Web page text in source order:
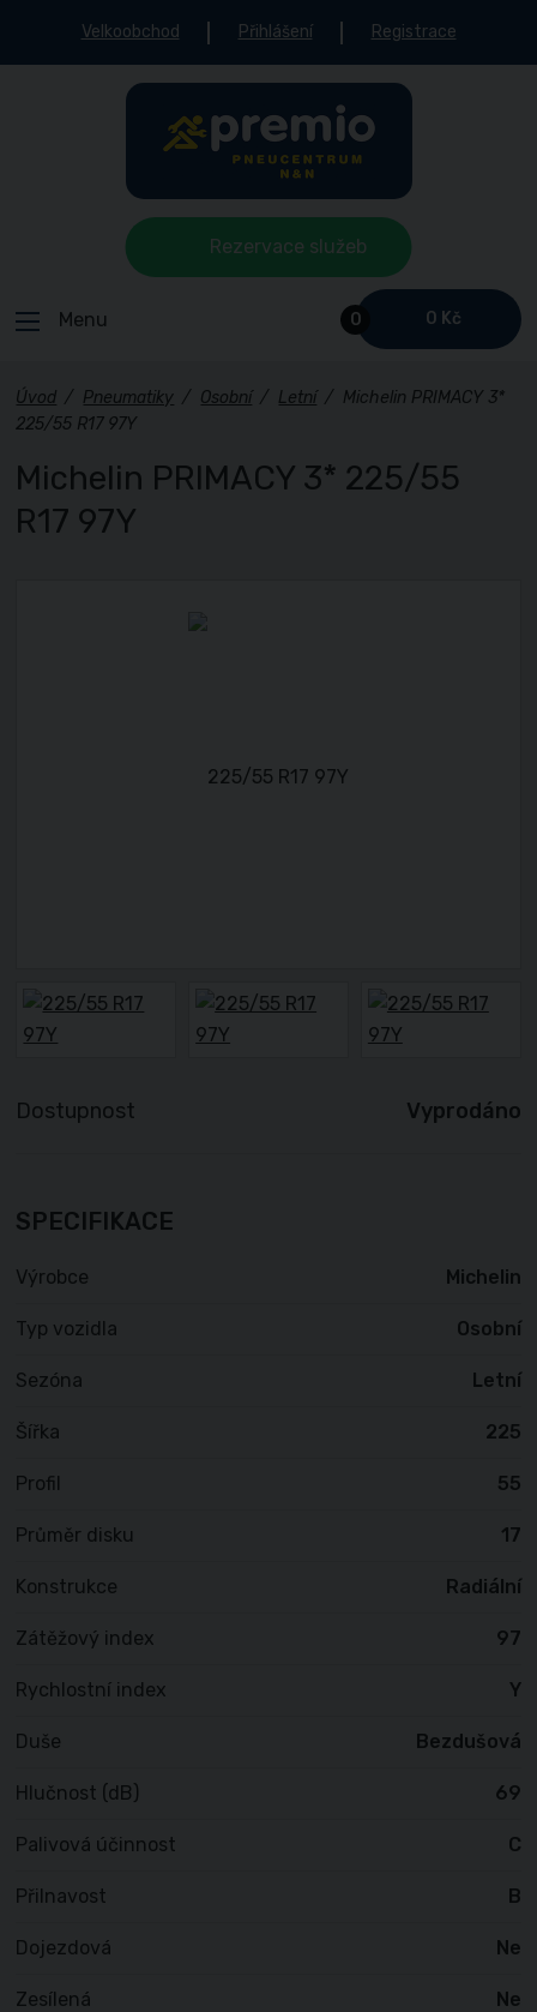
Velkoobchod Přihlášení Registrace
0 0 Kč
Menu
Rezervace služeb
Úvod / Pneumatiky / Osobní / Letní / Michelin PRIMACY 3*
225/55 R17 97Y
Michelin PRIMACY 3* 225/55
R17 97Y
Dostupnost Vyprodáno
SPECIFIKACE
Výrobce Michelin
Typ vozidla Osobní
Sezóna Letní
Šířka 225
Profil 55
Průměr disku 17
Konstrukce Radiální
Zátěžový index 97
Rychlostní index Y
Duše Bezdušová
Hlučnost (dB) 69
Palivová účinnost C
Přilnavost B
Dojezdová Ne
Zesílená Ne